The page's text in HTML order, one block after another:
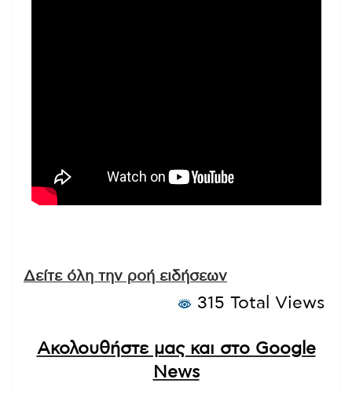
Δείτε όλη την ροή ειδήσεων
315 Total Views
Ακολουθήστε μας και στο Google
News